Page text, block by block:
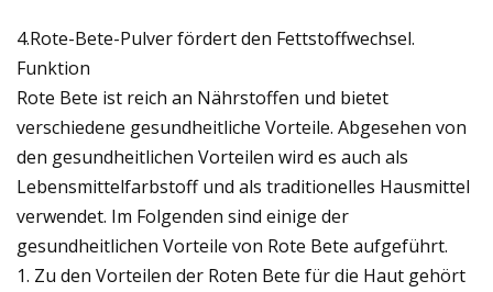
4.Rote-Bete-Pulver fördert den Fettstoffwechsel.
Funktion
Rote Bete ist reich an Nährstoffen und bietet
verschiedene gesundheitliche Vorteile. Abgesehen von
den gesundheitlichen Vorteilen wird es auch als
Lebensmittelfarbstoff und als traditionelles Hausmittel
verwendet. Im Folgenden sind einige der
gesundheitlichen Vorteile von Rote Bete aufgeführt.
1. Zu den Vorteilen der Roten Bete für die Haut gehört